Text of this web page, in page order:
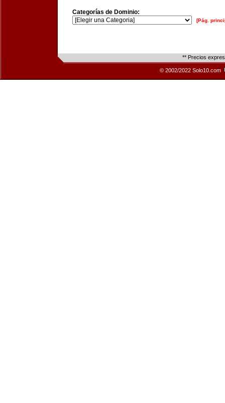
Categorías de Dominio:
[Pág.
** Precios
© 2002/2022 Solo10.com